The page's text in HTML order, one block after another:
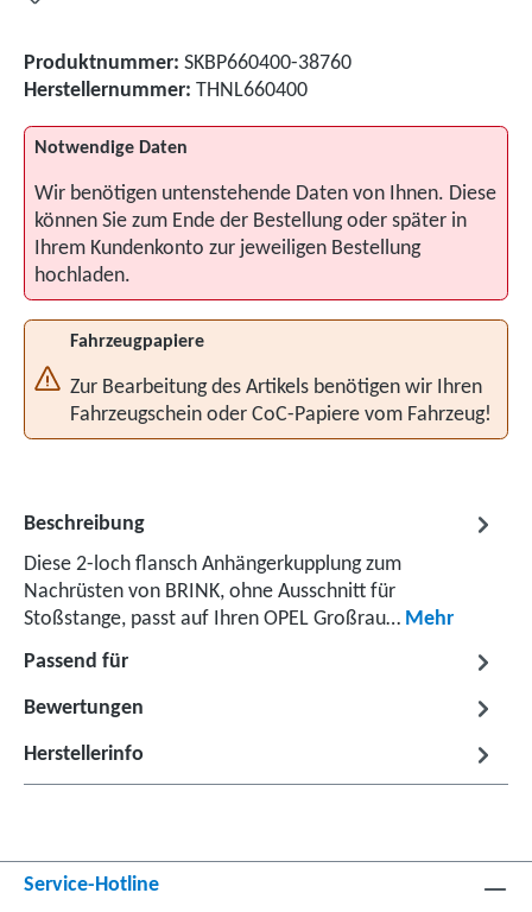
Produktnummer: SKBP660400-38760
Herstellernummer: THNL660400
Notwendige Daten
Wir benötigen untenstehende Daten von Ihnen. Diese
können Sie zum Ende der Bestellung oder später in
Ihrem Kundenkonto zur jeweiligen Bestellung
hochladen.
Fahrzeugpapiere
Zur Bearbeitung des Artikels benötigen wir Ihren
Fahrzeugschein oder CoC-Papiere vom Fahrzeug!
Beschreibung
Diese 2-loch flansch Anhängerkupplung zum
Nachrüsten von BRINK, ohne Ausschnitt für
Stoßstange, passt auf Ihren OPEL Großrau… Mehr
Passend für
Bewertungen
Herstellerinfo
Service-Hotline